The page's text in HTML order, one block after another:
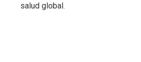
salud global.